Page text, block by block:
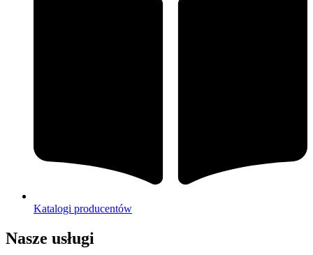
Katalogi producentów
Nasze usługi